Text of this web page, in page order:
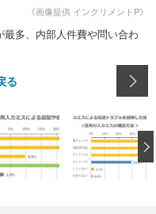
《画像提供 インクリメントP》
多、内部人件費や問い合わ
る